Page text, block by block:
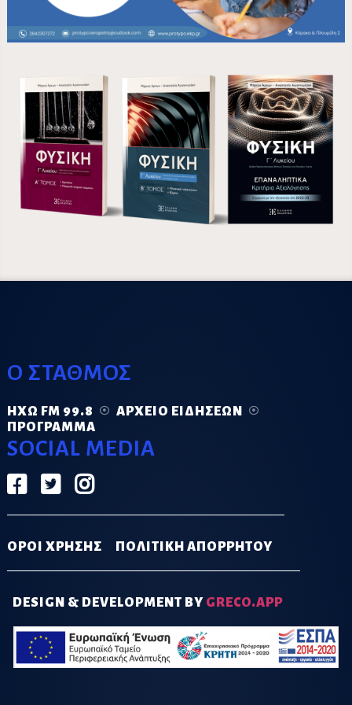
Ο ΣΤΑΘΜΟΣ
ΗΧΏ FM 99.8
ΑΡΧΕΊΟ ΕΙΔΉΣΕΩΝ
ΠΡΌΓΡΑΜΜΑ
SOCIAL MEDIA
ΟΡΟΙ ΧΡΗΣΗΣ ΠΟΛΙΤΙΚΗ ΑΠΟΡΡΗΤΟΥ
DESIGN & DEVELOPMENT BY GRECO.APP